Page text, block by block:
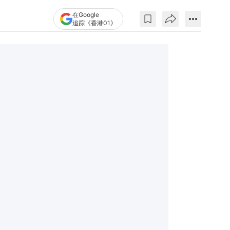
在Google
追踪《香港01》